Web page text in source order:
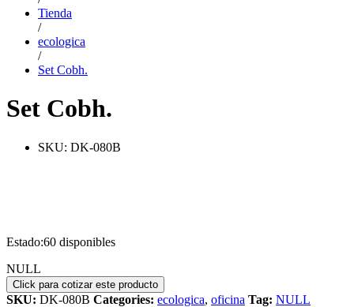
Tienda
/
ecologica
/
Set Cobh.
Set Cobh.
SKU: DK-080B
Estado:60 disponibles
NULL
SKU: DK-080B Categories: ecologica, oficina Tag: NULL